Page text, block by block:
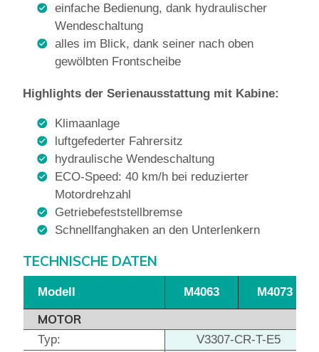
einfache Bedienung, dank hydraulischer
Wendeschaltung
alles im Blick, dank seiner nach oben
gewölbten Frontscheibe
Highlights der Serienausstattung mit Kabine:
Klimaanlage
luftgefederter Fahrersitz
hydraulische Wendeschaltung
ECO-Speed: 40 km/h bei reduzierter
Motordrehzahl
Getriebefeststellbremse
Schnellfanghaken an den Unterlenkern
TECHNISCHE DATEN
Modell M4063 M4073
MOTOR
Typ:
V3307-CR-T-E5